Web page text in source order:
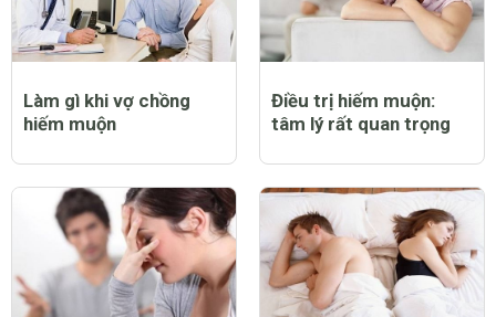
Làm gì khi vợ chồng
hiếm muộn
Điều trị hiếm muộn:
tâm lý rất quan trọng